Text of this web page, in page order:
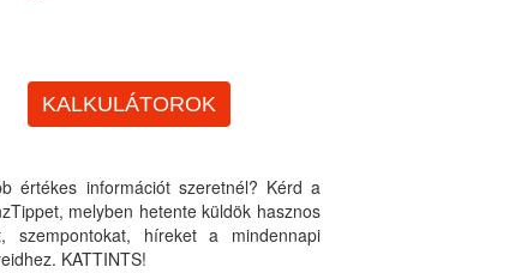
KALKULÁTOROK
értékes információt szeretnél? Kérd a
melyben hetente küldök hasznos
szempontokat, híreket a mindennapi
KATTINTS!